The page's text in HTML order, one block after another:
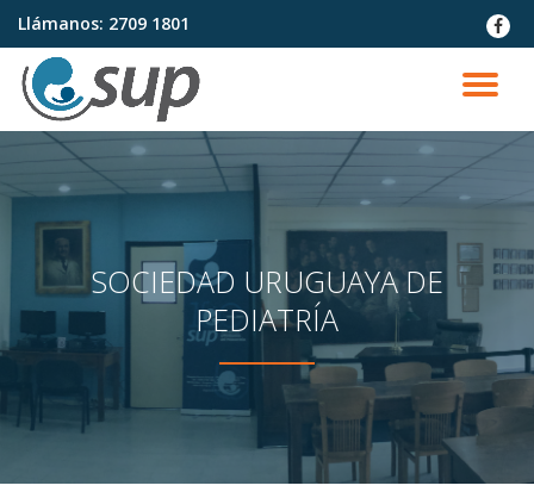
Saltar
contenido
Llámanos: 2709 1801
fa-
SOCIEDAD URUGUAYA DE
PEDIATRÍA